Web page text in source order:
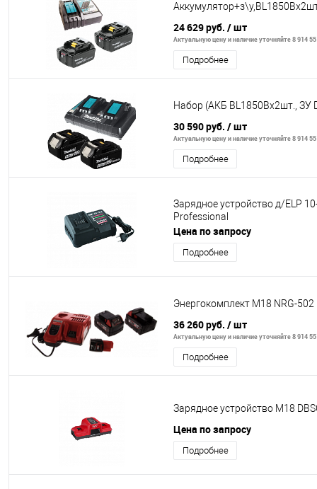
24 629 руб. / шт
Актуальную цену и наличие уточняйте 8 914
Подробнее
Набор (АКБ BL1850Bx2шт., ЗУ
30 590 руб. / шт
Актуальную цену и наличие уточняйте 8 914
Подробнее
Зарядное устройство д/ELP
Professional
Цена по запросу
Подробнее
Энергокомплект M18 NRG-502
36 260 руб. / шт
Актуальную цену и наличие уточняйте 8 914
Подробнее
Зарядное устройство M18
Цена по запросу
Подробнее